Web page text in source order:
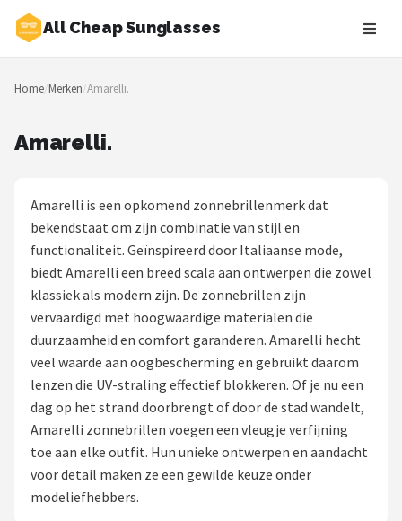
All Cheap Sunglasses
Zoeken
NAVIGATIE
Blog
Zonnebrillen
Baby zonnebrillen
Shop
POPULAIRE MERKEN
Polaroid
KIMU
Kingseven
Home/Merken/Amarelli.
Amarelli.
Amarelli is een opkomend zonnebrillenmerk dat
bekendstaat om zijn combinatie van stijl en
functionaliteit. Geïnspireerd door Italiaanse mode,
biedt Amarelli een breed scala aan ontwerpen die zowel
klassiek als modern zijn. De zonnebrillen zijn
vervaardigd met hoogwaardige materialen die
duurzaamheid en comfort garanderen. Amarelli hecht
veel waarde aan oogbescherming en gebruikt daarom
lenzen die UV-straling effectief blokkeren. Of je nu een
dag op het strand doorbrengt of door de stad wandelt,
Amarelli zonnebrillen voegen een vleugje verfijning
toe aan elke outfit. Hun unieke ontwerpen en aandacht
voor detail maken ze een gewilde keuze onder
modeliefhebbers.